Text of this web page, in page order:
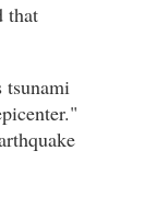
that
tsunami